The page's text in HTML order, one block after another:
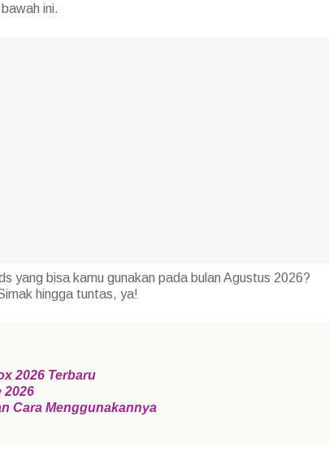
ini.
yang bisa kamu gunakan pada bulan Agustus 2026?
hingga tuntas, ya!
2026 Terbaru
2026
Cara Menggunakannya